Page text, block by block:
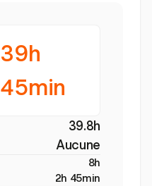
39h
45min
39.8h
Aucune
8h
2h 45min